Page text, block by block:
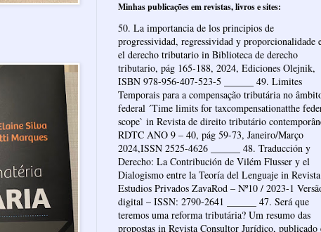
Minhas publicações em revistas, livros e sites:
50. La importancia de los principios de
progressividad, regressividad y proporcionalidade
el derecho tributario in Biblioteca de derecho
tributario, pág 165-188, 2024, Ediciones Olejnik,
ISBN 978-956-407-523-5 ______ 49. Limites
Temporais para a compensação tributária no
federal ´Time limits for taxcompensationatthe
scope` in Revista de direito tributário
RDTC ANO 9 – 40, pág 59-73, Janeiro/Março
2024,ISSN 2525-4626 ______ 48. Traducción y
Derecho: La Contribución de Vilém Flusser y el
Dialogismo entre la Teoría del Lenguaje in Revista
Estudios Privados ZavaRod – Nº10 / 2023-1
digital – ISSN: 2790-2641 ______ 47. Será que
teremos uma reforma tributária? Um resumo das
propostas in Revista Consultor Jurídico, publicado